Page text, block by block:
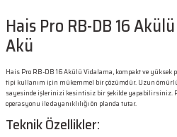
Hais Pro RB-DB 16
Akü
Hais Pro RB-DB 16 Akülü Vidalama, kompakt ve yüksek
tipi kullanım için mükemmel bir çözümdür. Uzun
sayesinde işlerinizi kesintisiz bir şekilde yapabilirsiniz.
operasyonu ile dayanıklılığı ön planda tutar.
Teknik Özellikler: